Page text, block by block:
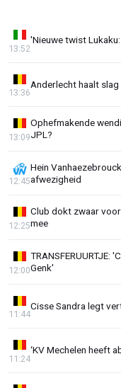
'Nieuwe twist
13:52
Anderlecht haalt
13:36
Ophefmakende
JPL?
13:09
Hein
afwezigheid
12:45
Club dokt zwaar
mee
12:25
TRANSFERUURTJE:
Genk'
12:00
Cisse Sandra legt
11:44
‘KV Mechelen heeft
11:24